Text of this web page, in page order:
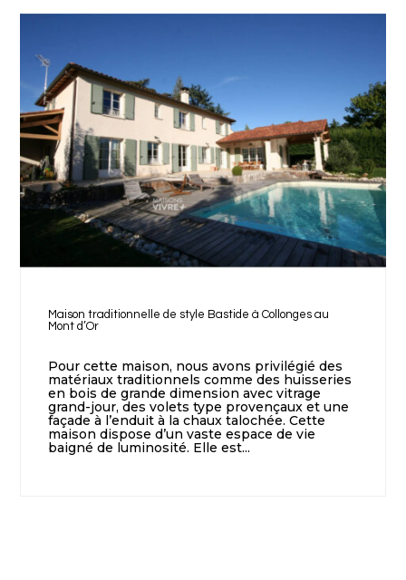
Maison traditionnelle de style Bastide à Collonges au
Mont d’Or
Pour cette maison, nous avons privilégié des
matériaux traditionnels comme des huisseries
en bois de grande dimension avec vitrage
grand-jour, des volets type provençaux et une
façade à l’enduit à la chaux talochée. Cette
maison dispose d’un vaste espace de vie
baigné de luminosité. Elle est...